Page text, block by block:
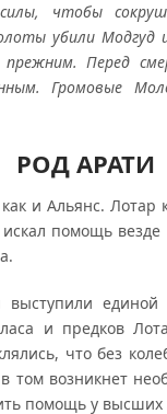
, чтобы
убили Модгуд
.Перед
.Громовые
РОД АРАТИ
и Альянс.
помощь
единой
и предков
что без
том возникнет
помощь у высших